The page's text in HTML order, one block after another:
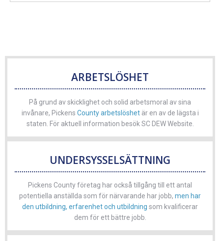
ARBETSLÖSHET
På grund av skicklighet och solid arbetsmoral av sina
invånare, Pickens County arbetslöshetär en av de lägsta i
staten. För aktuell information besök SC DEW Website.
UNDERSYSSELSÄTTNING
Pickens County företag har också tillgång till ett antal
potentiella anställda som för närvarande har jobb, men har
den utbildning, erfarenhet och utbildning som kvalificerar
dem för ett bättre jobb.